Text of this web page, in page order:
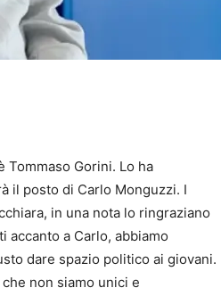
Tommaso Gorini. Lo ha
il posto di Carlo Monguzzi. I
in una nota lo ringraziano
accanto a Carlo, abbiamo
dare spazio politico ai giovani.
non siamo unici e